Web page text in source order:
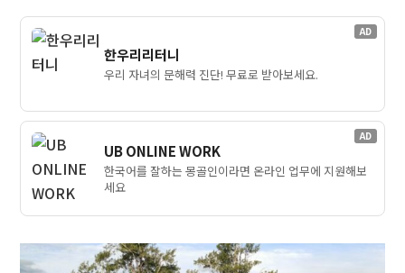
AD
한우리리터니
우리 자녀의 문해력 진단! 무료로 받아보세요.
AD
UB ONLINE WORK
한국어를 잘하는 몽골인이라면 온라인 업무에 지원해보
세요